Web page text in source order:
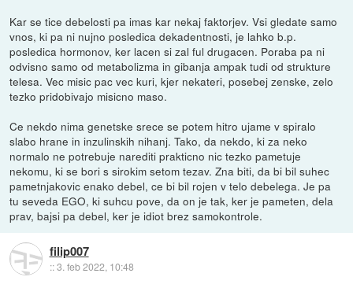
Kar se tice debelosti pa imas kar nekaj faktorjev. Vsi gledate samo
vnos, ki pa ni nujno posledica dekadentnosti, je lahko b.p.
posledica hormonov, ker lacen si zal ful drugacen. Poraba pa ni
odvisno samo od metabolizma in gibanja ampak tudi od strukture
telesa. Vec misic pac vec kuri, kjer nekateri, posebej zenske, zelo
tezko pridobivajo misicno maso.
Ce nekdo nima genetske srece se potem hitro ujame v spiralo
slabo hrane in inzulinskih nihanj. Tako, da nekdo, ki za neko
normalo ne potrebuje narediti prakticno nic tezko pametuje
nekomu, ki se bori s sirokim setom tezav. Zna biti, da bi bil suhec
pametnjakovic enako debel, ce bi bil rojen v telo debelega. Je pa
tu seveda EGO, ki suhcu pove, da on je tak, ker je pameten, dela
prav, bajsi pa debel, ker je idiot brez samokontrole.
filip007
::3. feb 2022, 10:48